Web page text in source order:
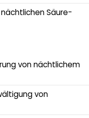
Säure-
von nächtlichem
von